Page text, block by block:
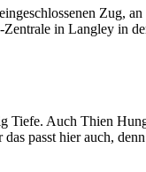
Zug,
in Langley in
Tiefe. Auch Thien
passt hier auch,